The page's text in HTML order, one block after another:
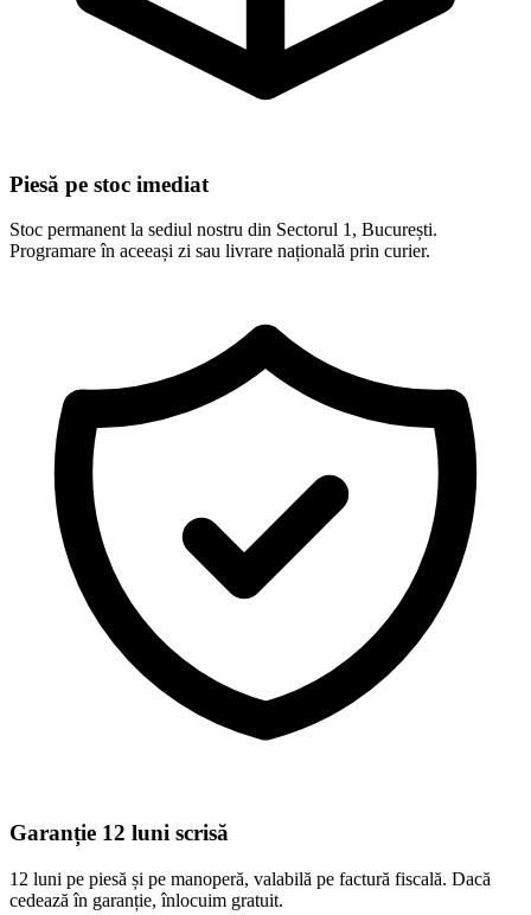
Piesă pe stoc imediat
Stoc permanent la sediul nostru din Sectorul 1, București.
Programare în aceeași zi sau livrare națională prin curier.
Garanție 12 luni scrisă
12 luni pe piesă și pe manoperă, valabilă pe factură fiscală. Dacă
cedează în garanție, înlocuim gratuit.